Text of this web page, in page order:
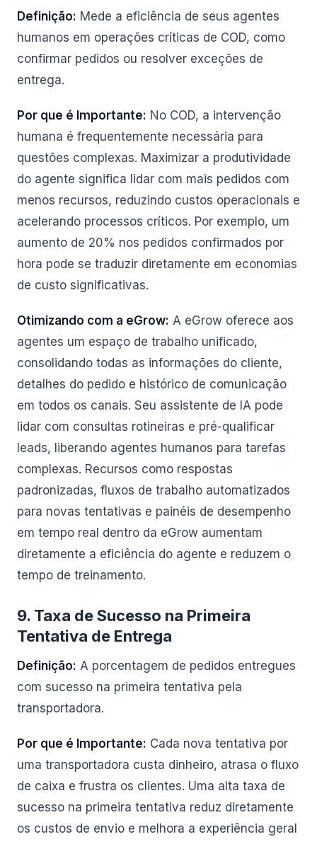
Definição: Mede a eficiência de seus agentes
humanos em operações críticas de COD, como
confirmar pedidos ou resolver exceções de
entrega.
Por que é Importante: No COD, a intervenção
humana é frequentemente necessária para
questões complexas. Maximizar a produtividade
do agente significa lidar com mais pedidos com
menos recursos, reduzindo custos operacionais e
acelerando processos críticos. Por exemplo, um
aumento de 20% nos pedidos confirmados por
hora pode se traduzir diretamente em economias
de custo significativas.
Otimizando com a eGrow: A eGrow oferece aos
agentes um espaço de trabalho unificado,
consolidando todas as informações do cliente,
detalhes do pedido e histórico de comunicação
em todos os canais. Seu assistente de IA pode
lidar com consultas rotineiras e pré-qualificar
leads, liberando agentes humanos para tarefas
complexas. Recursos como respostas
padronizadas, fluxos de trabalho automatizados
para novas tentativas e painéis de desempenho
em tempo real dentro da eGrow aumentam
diretamente a eficiência do agente e reduzem o
tempo de treinamento.
9. Taxa de Sucesso na Primeira
Tentativa de Entrega
Definição: A porcentagem de pedidos entregues
com sucesso na primeira tentativa pela
transportadora.
Por que é Importante: Cada nova tentativa por
uma transportadora custa dinheiro, atrasa o fluxo
de caixa e frustra os clientes. Uma alta taxa de
sucesso na primeira tentativa reduz diretamente
os custos de envio e melhora a experiência geral